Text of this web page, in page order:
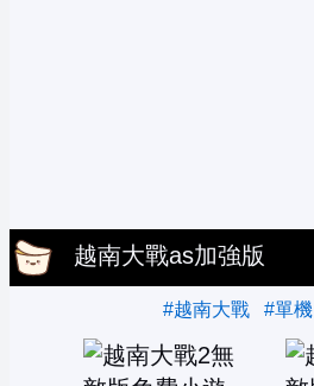
越南大戰as加強版
#越南大戰 #單機